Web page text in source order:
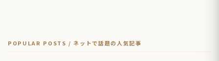
POPULAR POSTS / ネットで話題の人気記事